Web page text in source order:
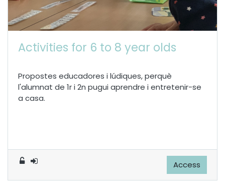
Activities for 6 to 8 year olds
Propostes educadores i lúdiques, perquè
l'alumnat de 1r i 2n pugui aprendre i entretenir-se
a casa.
Access